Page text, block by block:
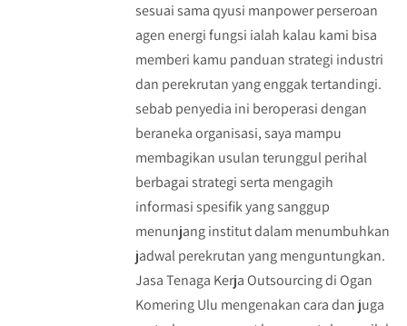
sesuai sama qyusi manpower perseroan
agen energi fungsi ialah kalau kami bisa
memberi kamu panduan strategi industri
dan perekrutan yang enggak tertandingi.
sebab penyedia ini beroperasi dengan
beraneka organisasi, saya mampu
membagikan usulan terunggul perihal
berbagai strategi serta mengagih
informasi spesifik yang sanggup
menunjang institut dalam menumbuhkan
jadwal perekrutan yang menguntungkan.
Jasa Tenaga Kerja Outsourcing di Ogan
Komering Ulu mengenakan cara dan juga